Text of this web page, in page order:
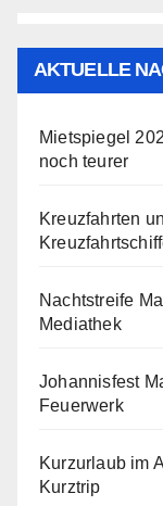
AKTUELLE
Mietspiegel
noch teurer
Kreuzfahrten
Nachtstreife
Mediathek
Johannisfest
Feuerwerk
Kurzurlaub im
Kurztrip